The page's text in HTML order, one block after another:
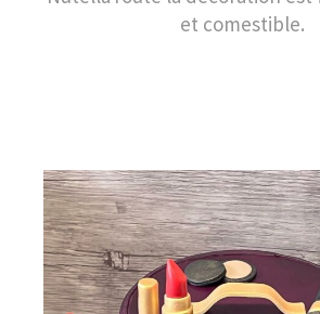
et comestible.